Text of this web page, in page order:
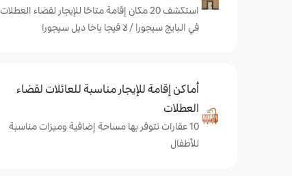
استكشف 20 مكان إقامة متاحًا للإيجار لقضاء العطلات
في البايج سيجورا / لا فيجا باخا ديل سيجورا
أماكن إقامة للإيجار مناسبة للعائلات لقضاء
العطلات
10 عقارات تتوفر بها مساحة إضافية وميزات مناسبة
للأطفال